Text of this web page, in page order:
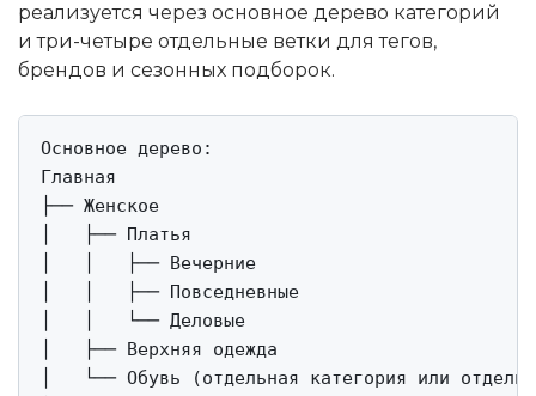
реализуется через основное дерево категорий
и три-четыре отдельные ветки для тегов,
брендов и сезонных подборок.
Основное дерево:
Главная
├── Женское
│   ├── Платья
│   │   ├── Вечерние
│   │   ├── Повседневные
│   │   └── Деловые
│   ├── Верхняя одежда
│   └── Обувь (отдельная категория или